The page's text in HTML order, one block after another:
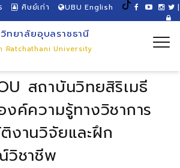
ศิษย์เก่า UBU English |
ทยาลัยอุบลราชธานี
Ratchathani University
สถาบันวิทยสิริเมธี
ค์ความรู้ทางวิชาการ
งานวิจัยและฝึก
วิชาชีพ